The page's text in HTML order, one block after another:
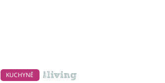
KUCHYNĚ